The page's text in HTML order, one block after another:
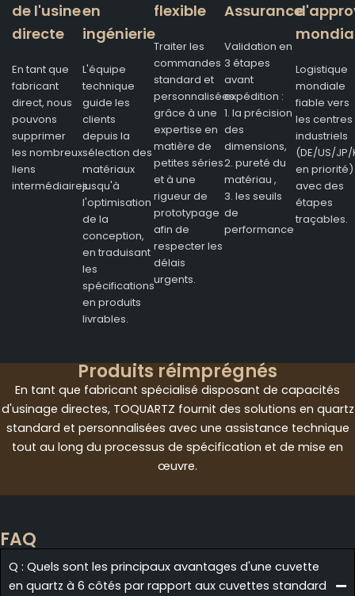
de l'usine
directe
En tant que
fabricant
direct, nous
pouvons
supprimer
les nombreux
liens
intermédiaires.
en
ingénierie
L'équipe
technique
guide les
clients
depuis la
sélection des
matériaux
jusqu'à
l'optimisation
de la
conception,
en traduisant
les
spécifications
en produits
livrables.
flexible
Traiter les
commandes
standard et
personnalisées
grâce à une
expertise en
matière de
petites séries
et à une
rigueur de
prototypage
afin de
respecter les
délais
urgents.
Assurance
Validation en
3 étapes
avant
expédition :
1. la précision
des
dimensions,
2. pureté du
matériau ,
3. les seuils
de
performance
Logistique
mondiale
fiable vers
les centres
industriels
(DE/US/JP/
en priorité)
avec des
étapes
traçables.
Produits réimprégnés
En tant que fabricant spécialisé disposant de capacités
d'usinage directes, TOQUARTZ fournit des solutions en quartz
standard et personnalisées avec une assistance technique
tout au long du processus de spécification et de mise en
œuvre.
FAQ
Q : Quels sont les principaux avantages d'une cuvette
en quartz à 6 côtés par rapport aux cuvettes standard